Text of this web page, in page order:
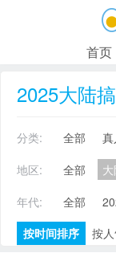
首页
2025大陆
分类: 全部
地区:
全部
年代:
全部
按时间排序
按